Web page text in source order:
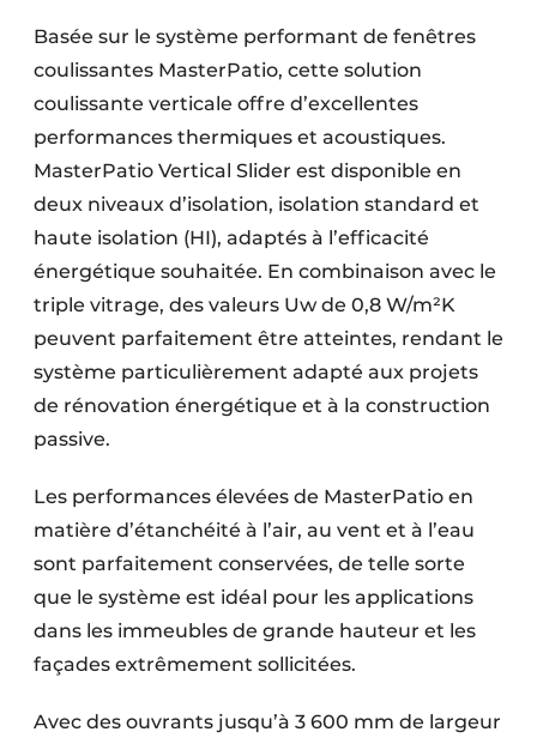
Basée sur le système performant de fenêtres
coulissantes MasterPatio, cette solution
coulissante verticale offre d’excellentes
performances thermiques et acoustiques.
MasterPatio Vertical Slider est disponible en
deux niveaux d’isolation, isolation standard et
haute isolation (HI), adaptés à l’efficacité
énergétique souhaitée. En combinaison avec le
triple vitrage, des valeurs Uw de 0,8 W/m²K
peuvent parfaitement être atteintes, rendant le
système particulièrement adapté aux projets
de rénovation énergétique et à la construction
passive.
Les performances élevées de MasterPatio en
matière d’étanchéité à l’air, au vent et à l’eau
sont parfaitement conservées, de telle sorte
que le système est idéal pour les applications
dans les immeubles de grande hauteur et les
façades extrêmement sollicitées.
Avec des ouvrants jusqu’à 3 600 mm de largeur